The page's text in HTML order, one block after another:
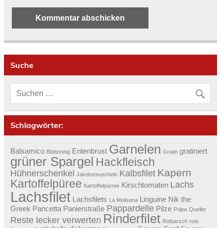
Suche
Schlagwörter:
Balsamico Blätterteig Entenbrust Garnelen Gratin gratiniert
grüner Spargel Hackfleisch
Hühnerschenkel Jakobsmuscheln Kalbsfilet Kapern
Kartoffelpüree Kartoffelpürree Kirschtomaten Lachs
Lachsfilet Lachsfilets La Molisana Linguine Nik the
Greek Pancetta Panierstraße Pappardelle Pilze Polpa Queller
Reste lecker verwerten Rinderfilet Rotbarsch rote